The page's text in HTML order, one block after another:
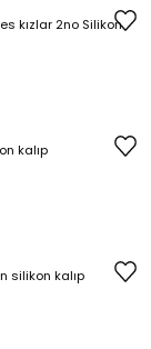
kızlar 2no Silikon
kalıp
silikon kalıp